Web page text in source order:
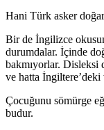
Hani Türk asker
Bir de İngilizce
durumdalar. İçinde
bakmıyorlar. Disleksi
ve hatta
Çocuğunu sömürge
budur.